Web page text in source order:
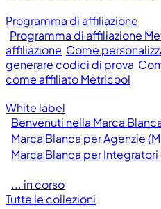
Programma di affiliazione
Programma di affiliazione
affiliazione Come
generare codici di prova
come affiliato Metricool
White label
Benvenuti nella Marca
Marca Blanca per Agenzie
Marca Blanca per Integratori
... in corso
Tutte le collezioni